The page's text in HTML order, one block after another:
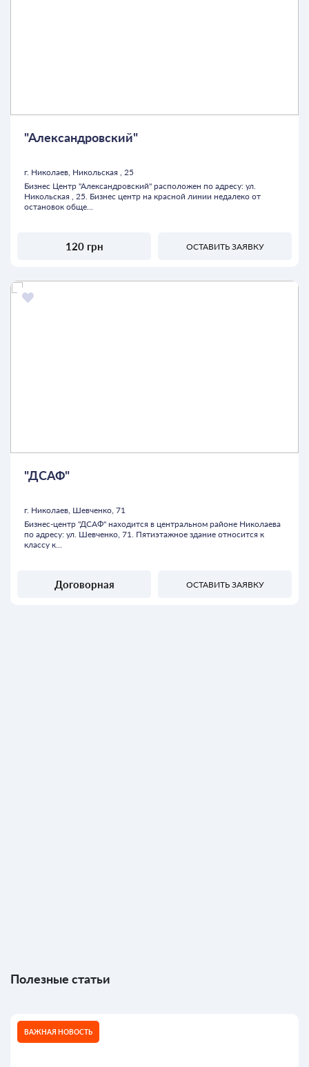
"Александровский"
г. Николаев, Никольская , 25
Бизнес Центр "Александровский" расположен по адресу: ул.
Никольская , 25. Бизнес центр на красной линии недалеко от
остановок обще...
120 грн ОСТАВИТЬ ЗАЯВКУ
"ДСАФ"
г. Николаев, Шевченко, 71
Бизнес-центр "ДСАФ" находится в центральном районе Николаева
по адресу: ул. Шевченко, 71. Пятиэтажное здание относится к
классу к...
Договорная ОСТАВИТЬ ЗАЯВКУ
Полезные статьи
ВАЖНАЯ НОВОСТЬ